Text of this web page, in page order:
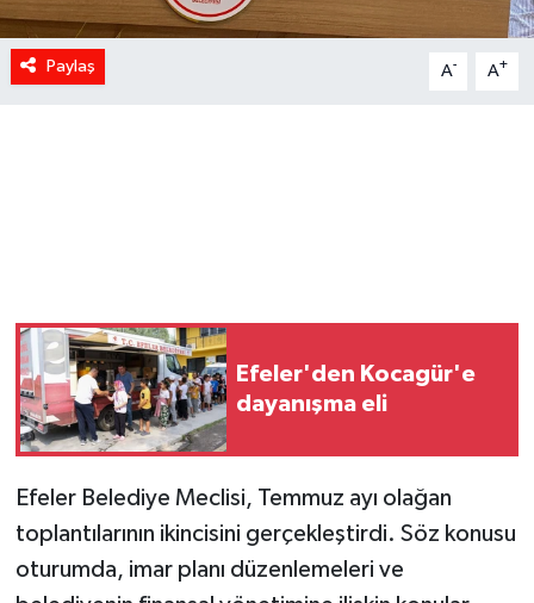
Paylaş A- A+
Efeler'den Kocagür'e
dayanışma eli
Efeler Belediye Meclisi, Temmuz ayı olağan
toplantılarının ikincisini gerçekleştirdi. Söz konusu
oturumda, imar planı düzenlemeleri ve